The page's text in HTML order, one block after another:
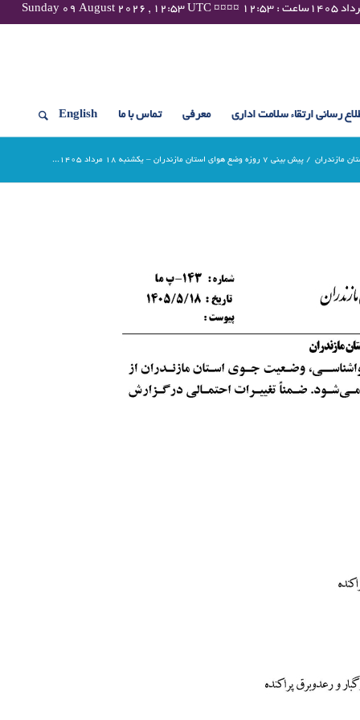
رسانی ارتقاء سلامت اداری معرفی تماس با ما English
/ پیش بینی 7 روزه وضع هوای استان مازندران – یکشنبه 18 مرداد 1405...